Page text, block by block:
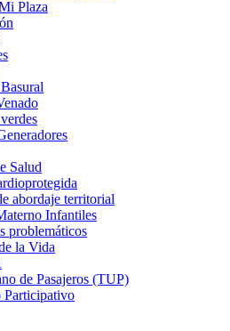
Plaza
Salud
abordaje territorial
Infantiles
problemáticos
la Vida
de Pasajeros (TUP)
Participativo